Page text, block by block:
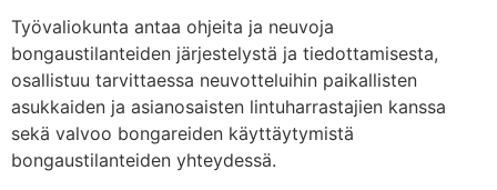
Työvaliokunta antaa ohjeita ja neuvoja
bongaustilanteiden järjestelystä ja tiedottamisesta,
osallistuu tarvittaessa neuvotteluihin paikallisten
asukkaiden ja asianosaisten lintuharrastajien kanssa
sekä valvoo bongareiden käyttäytymistä
bongaustilanteiden yhteydessä.